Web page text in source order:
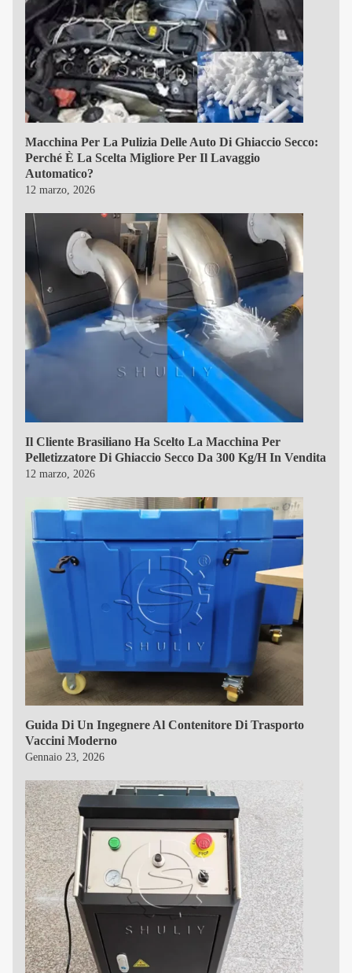
Macchina Per La Pulizia Delle Auto Di Ghiaccio Secco:
Perché È La Scelta Migliore Per Il Lavaggio
Automatico?
12 marzo, 2026
Il Cliente Brasiliano Ha Scelto La Macchina Per
Pelletizzatore Di Ghiaccio Secco Da 300 Kg/h In Vendita
12 marzo, 2026
Guida Di Un Ingegnere Al Contenitore Di Trasporto
Vaccini Moderno
Gennaio 23, 2026